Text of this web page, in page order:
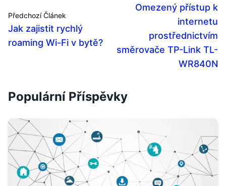
Předchozí Článek
Jak zajistit rychlý
roaming Wi-Fi v bytě?
Omezený přístup k
internetu
prostřednictvím
směrovače TP-Link TL-
WR840N
Populární Příspěvky